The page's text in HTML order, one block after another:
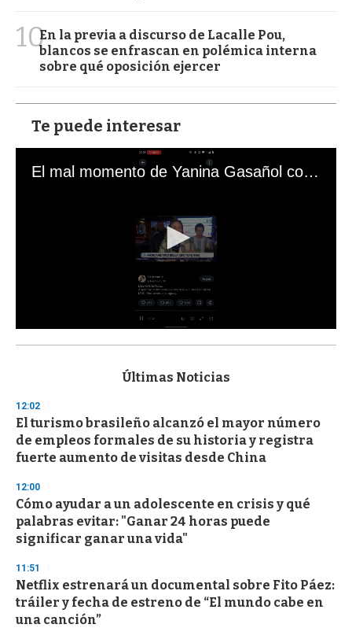
10En la previa a discurso de Lacalle Pou,
blancos se enfrascan en polémica interna
sobre qué oposición ejercer
Te puede interesar
El mal momento de Yanina Gasañol con un hincha argentino en "Subrayado"
s
d
s
o
f
3
s
e
c
o
n
Últimas Noticias
12:02
El turismo brasileño alcanzó el mayor número
de empleos formales de su historia y registra
fuerte aumento de visitas desde China
12:00
Cómo ayudar a un adolescente en crisis y qué
palabras evitar: "Ganar 24 horas puede
significar ganar una vida"
11:51
Netflix estrenará un documental sobre Fito Páez:
tráiler y fecha de estreno de “El mundo cabe en
una canción”